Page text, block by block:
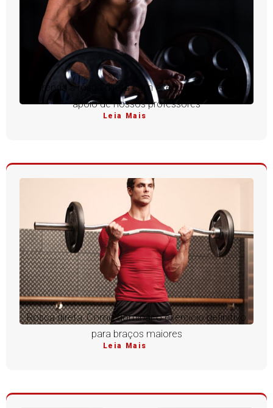
Aprenda a rosca direta com execução perfeita e
apoio de nossos professores
Leia Mais
Rosca direta: Como dominar o exercício definitivo
para braços maiores
Leia Mais